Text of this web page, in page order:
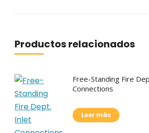
Productos relacionados
Free-Standing Fire
Connections
Leer más